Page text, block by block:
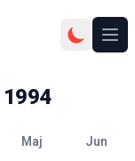
1994
maj
jun